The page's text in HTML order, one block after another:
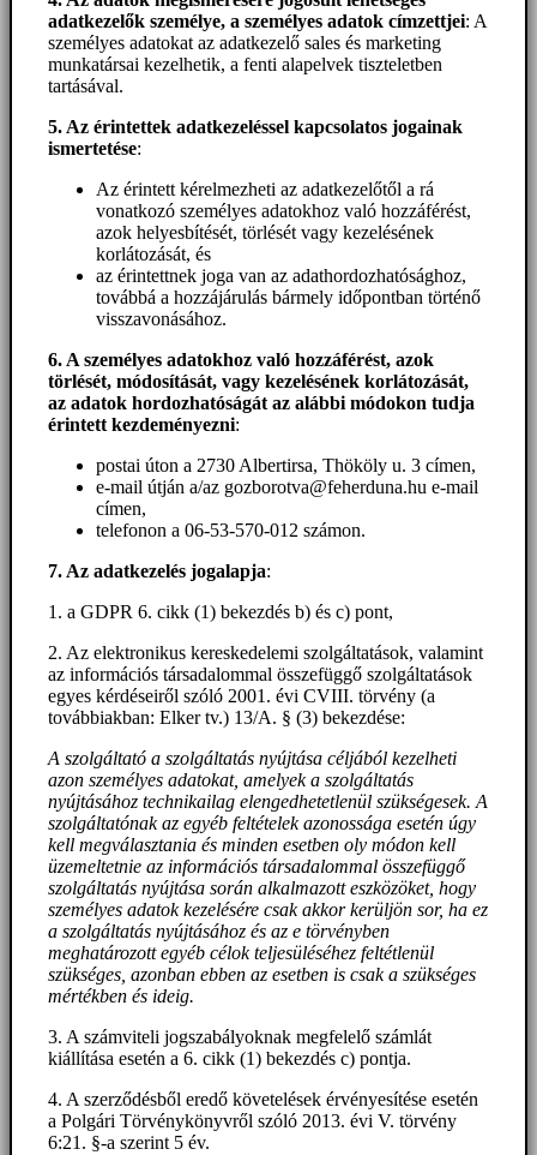
adatkezelők személye, a személyes adatok címzettjei: A
személyes adatokat az adatkezelő sales és marketing
munkatársai kezelhetik, a fenti alapelvek tiszteletben
tartásával.
5. Az érintettek adatkezeléssel kapcsolatos jogainak
ismertetése:
Az érintett kérelmezheti az adatkezelőtől a rá
vonatkozó személyes adatokhoz való hozzáférést,
azok helyesbítését, törlését vagy kezelésének
korlátozását, és
az érintettnek joga van az adathordozhatósághoz,
továbbá a hozzájárulás bármely időpontban történő
visszavonásához.
6. A személyes adatokhoz való hozzáférést, azok
törlését, módosítását, vagy kezelésének korlátozását,
az adatok hordozhatóságát az alábbi módokon tudja
érintett kezdeményezni:
postai úton a 2730 Albertirsa, Thököly u. 3 címen,
e-mail útján a/az gozborotva@feherduna.hu e-mail
címen,
telefonon a 06-53-570-012 számon.
7. Az adatkezelés jogalapja:
1. a GDPR 6. cikk (1) bekezdés b) és c) pont,
2. Az elektronikus kereskedelemi szolgáltatások, valamint
az információs társadalommal összefüggő szolgáltatások
egyes kérdéseiről szóló 2001. évi CVIII. törvény (a
továbbiakban: Elker tv.) 13/A. § (3) bekezdése:
A szolgáltató a szolgáltatás nyújtása céljából kezelheti
azon személyes adatokat, amelyek a szolgáltatás
nyújtásához technikailag elengedhetetlenül szükségesek. A
szolgáltatónak az egyéb feltételek azonossága esetén úgy
kell megválasztania és minden esetben oly módon kell
üzemeltetnie az információs társadalommal összefüggő
szolgáltatás nyújtása során alkalmazott eszközöket, hogy
személyes adatok kezelésére csak akkor kerüljön sor, ha ez
a szolgáltatás nyújtásához és az e törvényben
meghatározott egyéb célok teljesüléséhez feltétlenül
szükséges, azonban ebben az esetben is csak a szükséges
mértékben és ideig.
3. A számviteli jogszabályoknak megfelelő számlát
kiállítása esetén a 6. cikk (1) bekezdés c) pontja.
4. A szerződésből eredő követelések érvényesítése esetén
a Polgári Törvénykönyvről szóló 2013. évi V. törvény
6:21. §-a szerint 5 év.